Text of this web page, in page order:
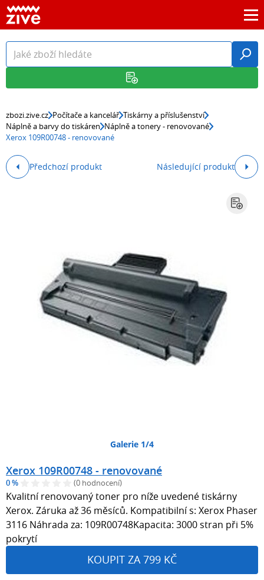
zbozi.zive.cz Počítače a kancelář Tiskárny a příslušenství
Náplně a barvy do tiskáren Náplně a tonery - renovované
Xerox 109R00748 - renovované
Předchozí produkt Následující produkt
Galerie 1/4
Xerox 109R00748 - renovované
0 % (0 hodnocení)
Kvalitní renovovaný toner pro níže uvedené tiskárny
Xerox. Záruka až 36 měsíců. Kompatibilní s: Xerox Phaser
3116 Náhrada za: 109R00748Kapacita: 3000 stran při 5%
pokrytí
KOUPIT ZA 799 KČ